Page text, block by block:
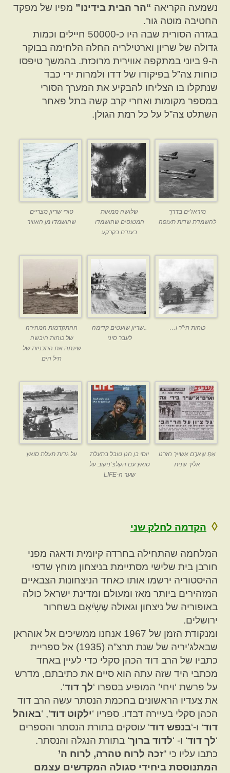
נשמעה הקריאה “הר הבית בידינו” מפיו של מפקד
החטיבה מוטה גור.
בגזרה הסורית שבה היו כ-50000 חיילים וכמות
גדולה של שריון וארטילריה החלה הלחימה בבוקר
ה-9 ביוני במתקפה אווירית מרוכזת. בהמשך טיפסו
כוחות צה”ל בפיקודו של דדו ולמרות ירי כבד
שנתקלו בו הצליחו להבקיע את המערך הסורי
במספר מקומות ואחרי קרב קשה בתל פאחר
השתלט צה”ל על כל רמת הגולן.
מיראז’ים בדרך
להשמדת שדות תעופה
שלושה ממאות
המטוסים שהושמדו
בעודם בקרקע
טורי שריון מצריים
שהושמדו מן האוויר
כוחות חי”ר ו…
..שריון שועטים קדימה
לעבר סיני
ההתקדמות המהירה
של כוחות היבשה
שינתה את התכניות של
חיל הים
אַתְּ שָארֶם אַשֵייך חזרנו
אליך שנית
יוסי בן חנן טובל בתעלת
סואץ עם הקלצ’ניקוב על
שער ה-LIFE
על גדות תעלת סואץ
◊ הקדמה לחלק שני
המלחמה שהתחילה בחרדה קיומית ודאגה מפני
חורבן בית שלישי מסתיימת בניצחון מוחץ שדפי
ההיסטוריה ירשמו אותו כאחד הניצחונות הצבאיים
המזהירים ביותר מאז ומעולם ומדינת ישראל כולה
באופוריה של ניצחון וגאולה שֶשִֹיאָם בשחרור
ירושלים.
ומנקודת הזמן של 1967 אנחנו ממשיכים אל אוהראן
שבאלג’יריה של שנת תרצ”ה (1935) אל ספריית
כתביו של הרב דוד הכהן סקלי כדי לעיין באחד
מכתבי היד שזה עתה הוא סיים את כתיבתם, מדרש
על פרשת ‘ויחי’ המופיע בספרו ‘לך דוד‘.
את צעדיו הראשונים בחכמת הנסתר עשה הרב דוד
הכהן סקלי בעיירה דבדו. ספריו ‘ילקוט דוד‘, ‘באוהל
דוד‘ ו-‘בנפש דוד‘ עוסקים בתורת הנסתר והספרים
‘לך דוד‘ ו- ‘לדוד ברוך‘ בתורת הנגלה והנסתר.
כתבו עליו כי “זכה לרוח טהרה, לרוח ה’
המתנוססת ביחידי סגולה המקדשים עצמם